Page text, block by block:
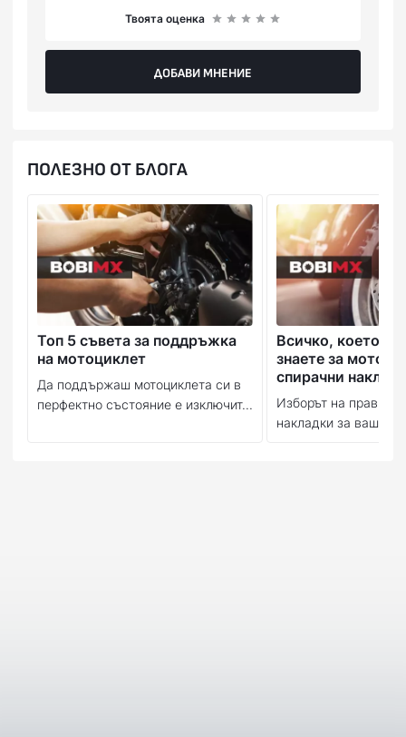
Твоята оценка
ДОБАВИ МНЕНИЕ
ПОЛЕЗНО ОТ БЛОГА
Топ 5 съвета за поддръжка
на мотоциклет
Да поддържаш мотоциклета си в
перфектно състояние е изключит...
Всичко, което
знаете за
спирачни
Изборът на
накладки за вашия